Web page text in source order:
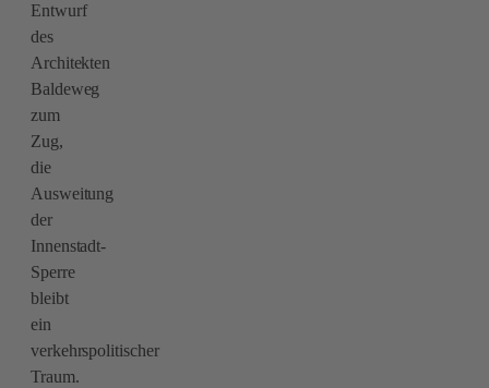
Entwurf
des
Architekten
Baldeweg
zum
Zug,
die
Ausweitung
der
Innenstadt-
Sperre
bleibt
ein
verkehrspolitischer
Traum.